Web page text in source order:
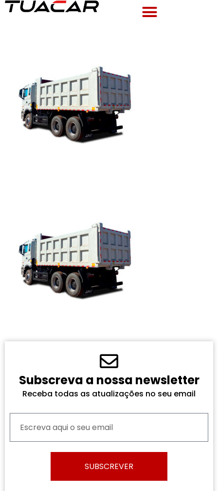
Subscreva a nossa newsletter
Receba todas as atualizações no seu email
SUBSCREVER